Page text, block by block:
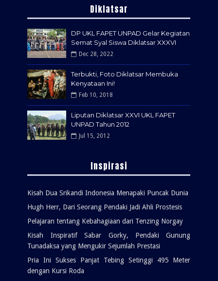
Diklatsar
DP UKL FAPET UNPAD Gelar Kegiatan
Semat Syal Siswa Diklatsar XXXVI
Dec 28, 2022
Terbukti, Foto Diklatsar Membuka
Kenyataan Ini!
Feb 10, 2018
Liputan Diklatsar XXVI UKL FAPET
UNPAD Tahun 2012
Jul 15, 2012
Inspirasi
Kisah Dua Srikandi Indonesia Menapaki Puncak Dunia
Hugh Herr, Dari Seorang Pendaki Jadi Ahli Prostesis
Pelajaran tentang Kebahagiaan dari Tenzing Norgay
Kisah Inspiratif Sabar Gorky, Pendaki Gunung
Tunadaksa yang Mengukir Sejumlah Prestasi
Pria Ini Sukses Panjat Tebing Setinggi 495 Meter
dengan Kursi Roda